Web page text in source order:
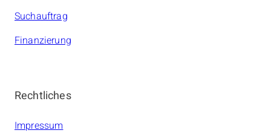
Suchauftrag
Finanzierung
Rechtliches
Impressum